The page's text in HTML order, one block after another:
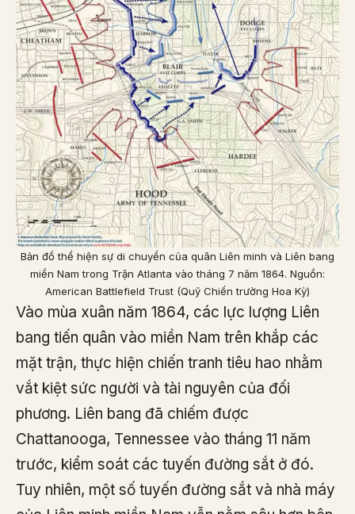
Bản đồ thể hiện sự di chuyển của quân Liên minh và Liên bang
miền Nam trong Trận Atlanta vào tháng 7 năm 1864. Nguồn:
American Battlefield Trust (Quỹ Chiến trường Hoa Kỳ)
Vào mùa xuân năm 1864, các lực lượng Liên
bang tiến quân vào miền Nam trên khắp các
mặt trận, thực hiện chiến tranh tiêu hao nhằm
vắt kiệt sức người và tài nguyên của đối
phương. Liên bang đã chiếm được
Chattanooga, Tennessee vào tháng 11 năm
trước, kiểm soát các tuyến đường sắt ở đó.
Tuy nhiên, một số tuyến đường sắt và nhà máy